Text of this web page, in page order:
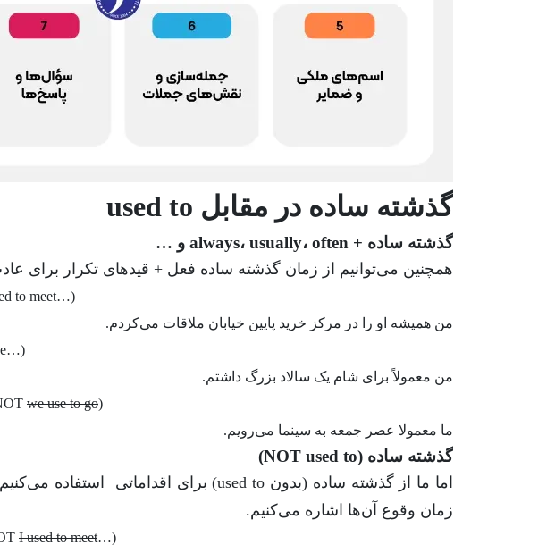
گذشته ساده در مقابل used to
گذشته ساده + always، usually، often و …
همچنین می‌توانیم از زمان گذشته ساده فعل + قیدهای تکرار برای
to meet…)
من همیشه او را در مرکز خرید پایین خیابان ملاقات می‌کردم.
من معمولاً برای شام یک سالاد بزرگ داشتم.
we use to go)
ما معمولا عصر جمعه به سینما می‌رویم.
گذشته ساده (NOTused to
)
اما ما از گذشته ساده (بدون used to) برای اقداماتی استفاده
زمان وقوع آن‌ها اشاره می‌کنیم.
I used to meet…)